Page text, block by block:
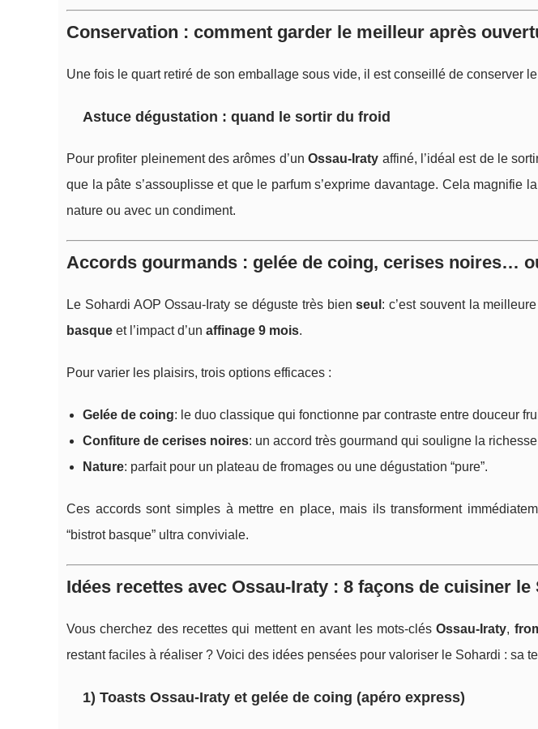
Conservation : comment garder le meilleur après
Une fois le quart retiré de son emballage sous vide, il est conseillé de conserver
Astuce dégustation : quand le sortir du froid
Pour profiter pleinement des arômes d’unOssau‑Iraty affiné, l’idéal est de le
que la pâte s’assouplisse et que le parfum s’exprime davantage. Cela magnifie
nature ou avec un condiment.
Accords gourmands : gelée de coing, cerises noires…
Le Sohardi AOP Ossau‑Iraty se déguste très bienseul : c’est souvent la
basque et l’impact d’un affinage 9 mois.
Pour varier les plaisirs, trois options efficaces :
Gelée de coing: le duo classique qui fonctionne par contraste entre douceur
Confiture de cerises noires: un accord très gourmand qui souligne la
Nature: parfait pour un plateau de fromages ou une dégustation “pure”.
Ces accords sont simples à mettre en place, mais ils transforment
“bistrot basque” ultra conviviale.
Idées recettes avec Ossau‑Iraty : 8 façons de cuisiner le
Vous cherchez des recettes qui mettent en avant les mots-clésOssau‑Iraty,
restant faciles à réaliser ? Voici des idées pensées pour valoriser le Sohardi : sa
1) Toasts Ossau‑Iraty et gelée de coing (apéro express)